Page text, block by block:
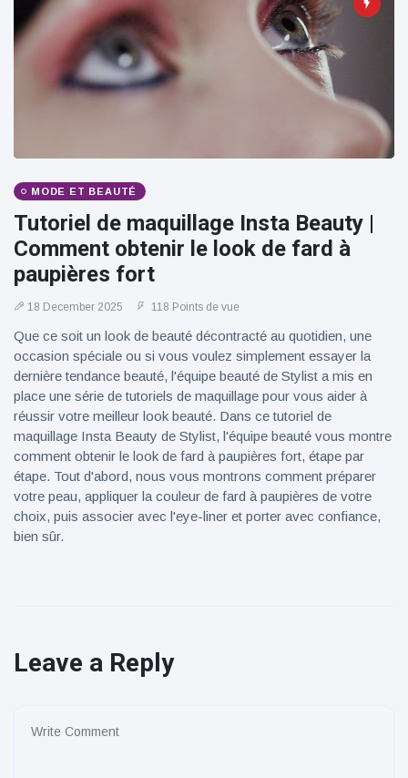
MODE ET BEAUTÉ
Tutoriel de maquillage Insta Beauty |
Comment obtenir le look de fard à
paupières fort
18 December 2025 118 Points de vue
Que ce soit un look de beauté décontracté au quotidien, une
occasion spéciale ou si vous voulez simplement essayer la
dernière tendance beauté, l'équipe beauté de Stylist a mis en
place une série de tutoriels de maquillage pour vous aider à
réussir votre meilleur look beauté. Dans ce tutoriel de
maquillage Insta Beauty de Stylist, l'équipe beauté vous montre
comment obtenir le look de fard à paupières fort, étape par
étape. Tout d'abord, nous vous montrons comment préparer
votre peau, appliquer la couleur de fard à paupières de votre
choix, puis associer avec l'eye-liner et porter avec confiance,
bien sûr.
Leave a Reply